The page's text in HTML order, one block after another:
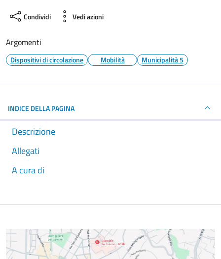
Condividi Vedi azioni
Argomenti
Dispositivi di circolazione Mobilità Municipalità 5
INDICE DELLA PAGINA
Descrizione
Allegati
A cura di